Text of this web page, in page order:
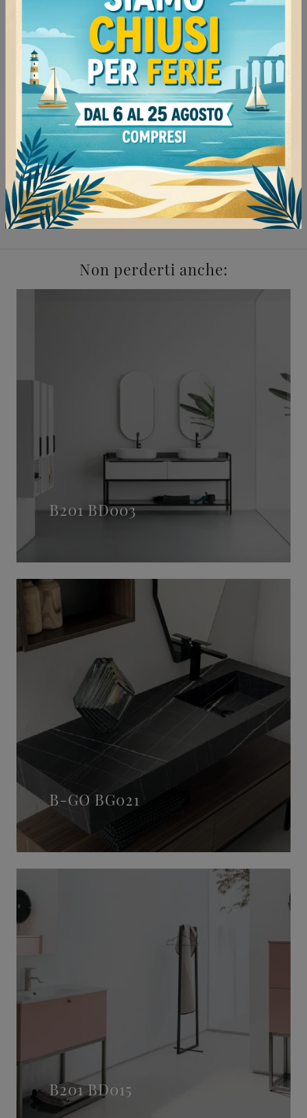
Continua a navigare
Negozio di mobili bagno a terra a Pavia
Negozio di mobili bagno a terra a Mede
Negozio di mobili bagno a terra a Vigevano
Negozio di mobili bagno a terra a Mortara
Arredo bagno Compab Pavia
Arredo bagno Compab Mede
Arredo bagno Compab Vigevano
Arredo bagno Compab Mortara
Non perderti anche:
B201 BD003
B-GO BG021
B201 BD015